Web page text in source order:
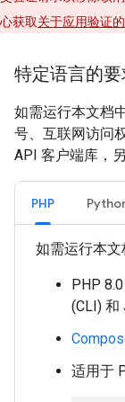
心获取关于应用验证
特定语言的要
如需运行本文档
号、互联网访问
API 客户端库，
PHP
如需运行本文
PHP
(CLI) 和
适用于